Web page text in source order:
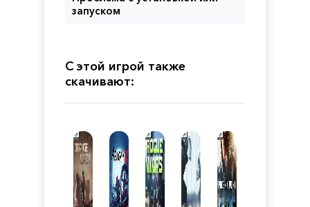
запуском
С этой игрой также
скачивают: